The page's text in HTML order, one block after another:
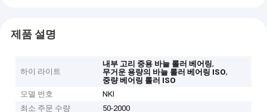
제품 설명
하이 라이트
내부 고리 중용 바늘 롤러 베어링,
무거운 용량의 바늘 롤러 베어링 ISO,
중량 베어링 롤러 ISO
모델 번호
NKI
최소 주문 수량
50-2000